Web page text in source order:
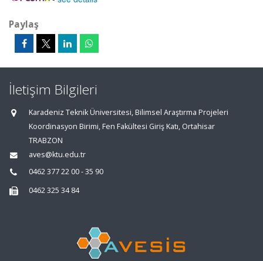
Paylaş
İletişim Bilgileri
Karadeniz Teknik Üniversitesi, Bilimsel Araştırma Projeleri
Koordinasyon Birimi, Fen Fakültesi Giriş Katı, Ortahisar
TRABZON
aves@ktu.edu.tr
0462 377 22 00 - 35 90
0462 325 34 84